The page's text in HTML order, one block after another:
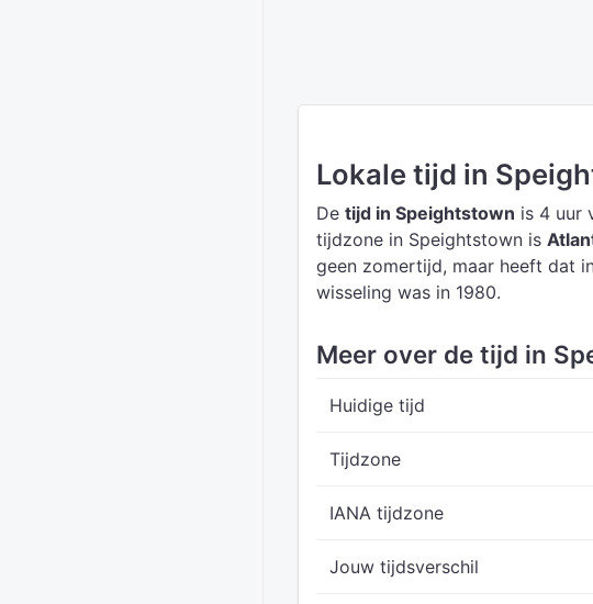
Lokale tijd in
De tijd in Speightstown is 4 uur
tijdzone in Speightstown is
geen zomertijd, maar heeft dat
wisseling was in 1980.
Meer over de tijd in
Huidige tijd
Tijdzone
IANA tijdzone
Jouw tijdsverschil